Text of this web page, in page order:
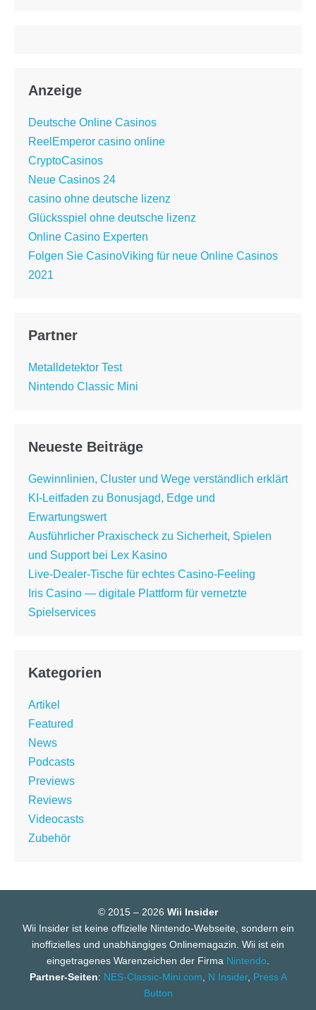
Anzeige
Deutsche Online Casinos
ReelEmperor casino online
CryptoCasinos
Neue Casinos 24
casino ohne deutsche lizenz
Glücksspiel ohne deutsche lizenz
Online Casino Experten
Folgen Sie CasinoViking für neue Online Casinos
2021
Partner
Metalldetektor Test
Nintendo Classic Mini
Neueste Beiträge
Gewinnlinien, Cluster und Wege verständlich erklärt
KI-Leitfaden zu Bonusjagd, Edge und
Erwartungswert
Ausführlicher Praxischeck zu Sicherheit, Spielen
und Support bei Lex Kasino
Live-Dealer-Tische für echtes Casino-Feeling
Iris Casino — digitale Plattform für vernetzte
Spielservices
Kategorien
Artikel
Featured
News
Podcasts
Previews
Reviews
Videocasts
Zubehör
© 2015 – 2026 Wii Insider
Wii Insider ist keine offizielle Nintendo-Webseite, sondern ein
inoffizielles und unabhängiges Onlinemagazin. Wii ist ein
eingetragenes Warenzeichen der Firma Nintendo
Partner-Seiten: NES-Classic-Mini.com N Insider, Press A
Button